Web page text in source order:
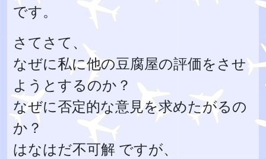
です。
さてさて、
なぜに私に他の豆腐屋の評価をさせ
ようとするのか？
なぜに否定的な意見を求めたがるの
か？
はなはだ不可解 ですが、